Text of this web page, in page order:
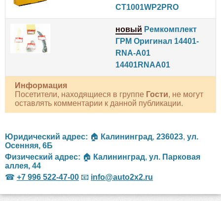
CT1001WP2PRO
новый Ремкомплект
ГРМ Оригинал 14401-
RNA-A01
14401RNAA01
Информация
Посетители, находящиеся в группе Гости, не могут
оставлять комментарии к данной публикации.
Юридический адрес: 🏠 Калининград, 236023, ул.
Осенняя, 6Б
Физический адрес: 🏠 Калининград, ул. Парковая
аллея, 44
☎ +7 996 522-47-00 📧 info@auto2x2.ru